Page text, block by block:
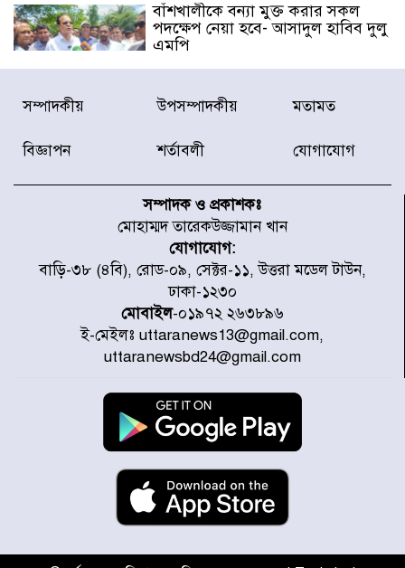
বাঁশখালীকে বন্যা মুক্ত করার সকল
পদক্ষেপ নেয়া হবে- আসাদুল হাবিব দুলু
এমপি
বিদ্যুৎ-জ্বালানি খাতে অস্থিরতা তৈরির
চেষ্টা করছে একটি চক্র : প্রধানমন্ত্রী
৫ আহত, চীনে বন্দর বন্ধ
চিকিৎসা খাতে জিডিপির ৫ শতাংশ
বরাদ্দের ঘোষণা স্থানীয় সরকার মন্ত্রীর
জুলাই জাদুঘর ঘুরে দেখলেন এনসিপি
নেতারা
যুক্তরাষ্ট্রে দাবানল নেভাতে গিয়ে
হেলিকপ্টার বিধ্বস্ত, নিহত ১
মজুদদারের সর্বোচ্চ শাস্তি মৃত্যুদণ্ড, তাই
ভেবে মজুদ করবেন : আইনমন্ত্রী
সম্পাদকীয় উপসম্পাদকীয় মতামত
বিজ্ঞাপন শর্তাবলী যোগাযোগ
সম্পাদক ও প্রকাশকঃ
মোহাম্মদ তারেকউজ্জামান খান
যোগাযোগ:
বাড়ি-৩৮ (৪বি), রোড-০৯, সেক্টর-১১, উত্তরা মডেল টাউন,
ঢাকা-১২৩০
মোবাইল-০১৯৭২ ২৬৩৮৯৬
ই-মেইলঃ uttaranews13@gmail.com,
uttaranewsbd24@gmail.com